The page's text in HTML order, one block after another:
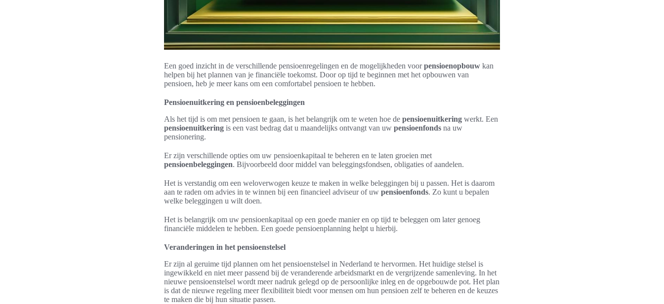
Een goed inzicht in de verschillende pensioenregelingen en de mogelijkheden voorpensioenopbouw kan
helpen bij het plannen van je financiële toekomst. Door op tijd te beginnen met het opbouwen van
pensioen, heb je meer kans om een comfortabel pensioen te hebben.
Pensioenuitkering en pensioenbeleggingen
Als het tijd is om met pensioen te gaan, is het belangrijk om te weten hoe de pensioenuitkering werkt. Een
pensioenuitkering is een vast bedrag dat u maandelijks ontvangt van uw pensioenfonds na uw
pensionering.
Er zijn verschillende opties om uw pensioenkapitaal te beheren en te laten groeien met
pensioenbeleggingen. Bijvoorbeeld door middel van beleggingsfondsen, obligaties of aandelen.
Het is verstandig om een weloverwogen keuze te maken in welke beleggingen bij u passen. Het is daarom
aan te raden om advies in te winnen bij een financieel adviseur of uw pensioenfonds. Zo kunt u bepalen
welke beleggingen u wilt doen.
Het is belangrijk om uw pensioenkapitaal op een goede manier en op tijd te beleggen om later genoeg
financiële middelen te hebben. Een goede pensioenplanning helpt u hierbij.
Veranderingen in het pensioenstelsel
Er zijn al geruime tijd plannen om het pensioenstelsel in Nederland te hervormen. Het huidige stelsel is
ingewikkeld en niet meer passend bij de veranderende arbeidsmarkt en de vergrijzende samenleving. In het
nieuwe pensioenstelsel wordt meer nadruk gelegd op de persoonlijke inleg en de opgebouwde pot. Het plan
is dat de nieuwe regeling meer flexibiliteit biedt voor mensen om hun pensioen zelf te beheren en de keuzes
te maken die bij hun situatie passen.